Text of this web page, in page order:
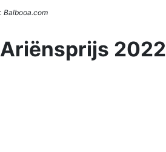
Balbooa.com
2022